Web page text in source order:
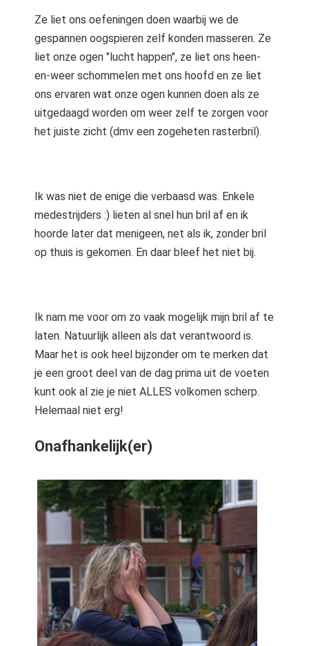
Ze liet ons oefeningen doen waarbij we de
gespannen oogspieren zelf konden masseren. Ze
liet onze ogen "lucht happen", ze liet ons heen-
en-weer schommelen met ons hoofd en ze liet
ons ervaren wat onze ogen kunnen doen als ze
uitgedaagd worden om weer zelf te zorgen voor
het juiste zicht (dmv een zogeheten rasterbril).
Ik was niet de enige die verbaasd was. Enkele
medestrijders :) lieten al snel hun bril af en ik
hoorde later dat menigeen, net als ik, zonder bril
op thuis is gekomen. En daar bleef het niet bij.
Ik nam me voor om zo vaak mogelijk mijn bril af te
laten. Natuurlijk alleen als dat verantwoord is.
Maar het is ook heel bijzonder om te merken dat
je een groot deel van de dag prima uit de voeten
kunt ook al zie je niet ALLES volkomen scherp.
Helemaal niet erg!
Onafhankelijk(er)